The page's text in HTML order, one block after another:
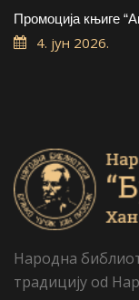
Промоција књиге
4. јун 2026.
Народна
традицију od